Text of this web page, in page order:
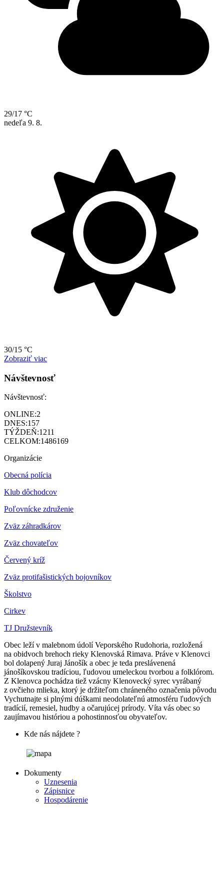
29/17 °C
nedeľa 9. 8.
30/15 °C
Zobraziť viac
Návštevnosť
Návštevnosť:
ONLINE:2
DNES:157
TÝŽDEŇ:1211
CELKOM:1486169
Organizácie
Obecná polícia
Klub dôchodcov
Poľovnícke združenie
Zväz záhradkárov
Zväz chovateľov
Červený kríž
Zväz protifašistických bojovníkov
Školstvo
Cirkev
TJ Družstevník
Obec leží v malebnom údolí Veporského Rudohoria, rozložená
na obidvoch brehoch rieky Klenovská Rimava. Práve v Klenovci
bol dolapený Juraj Jánošík a obec je teda preslávenená
jánošíkovskou tradíciou, ľudovou umeleckou tvorbou a folklórom.
Z Klenovca pochádza tiež vzácny Klenovecký syrec vyrábaný
z ovčieho mlieka, ktorý je držiteľom chráneného označenia pôvodu
Vychutnajte si plnými dúškami neodolateľnú atmosféru ľudových
tradícií, remesiel, hudby a očarujúcej prírody. Víta vás obec so
zaujímavou históriou a pohostinnosťou obyvateľov.
Kde nás nájdete ?
Dokumenty
Uznesenia
Zápisnice
Hospodárenie